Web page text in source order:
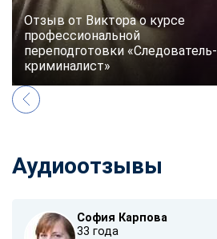
Отзыв от Виктора о курсе
профессиональной
переподготовки «Следователь-
криминалист»
Аудиоотзывы
София Карпова
33 года